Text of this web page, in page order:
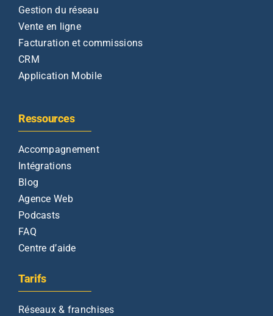
Gestion du réseau
Vente en ligne
Facturation et commissions
CRM
Application Mobile
Ressources
Accompagnement
Intégrations
Blog
Agence Web
Podcasts
FAQ
Centre d’aide
Tarifs
Réseaux & franchises